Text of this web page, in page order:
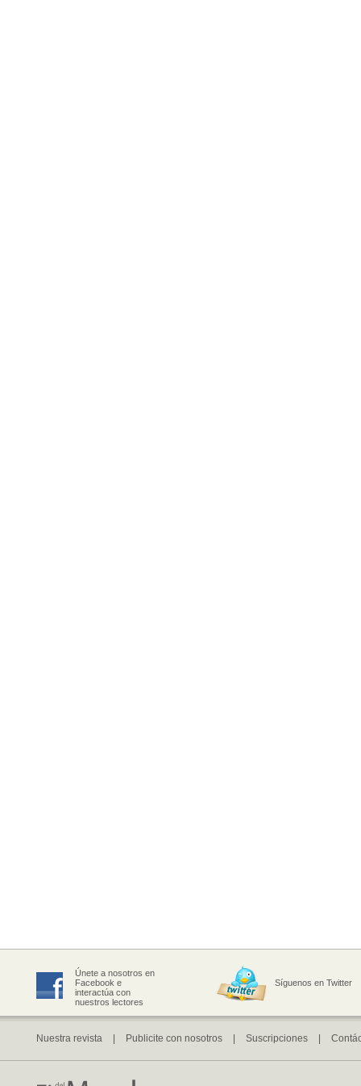
Únete a nosotros en
Facebook e
interactúa con
nuestros lectores
Síguenos en Twitter
Nuestra revista Publicite con nosotros Suscripciones